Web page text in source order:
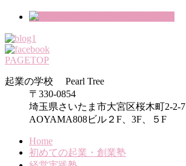
PAGETOP
起業の学校 Pearl Tree
〒330-0854
埼玉県さいたま市大宮区桜木町2-2-7
AOYAMA808ビル２F、3F、５F
Home
初めての起業・創業塾